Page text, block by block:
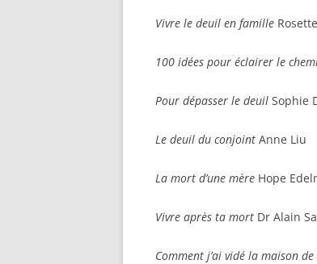
Vivre le deuil en famille
100 idées pour éclairer le
Pour dépasser le deuil Sophie
Le deuil du conjoint Anne Liu
La mort d’une mère Hope
Vivre après ta mort Dr Alain
Comment j’ai vidé la maison